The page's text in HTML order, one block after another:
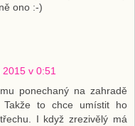
ono :-)
v 0:51
ponechaný na zahradě
Takže to chce umístit ho
I když zrezivělý má